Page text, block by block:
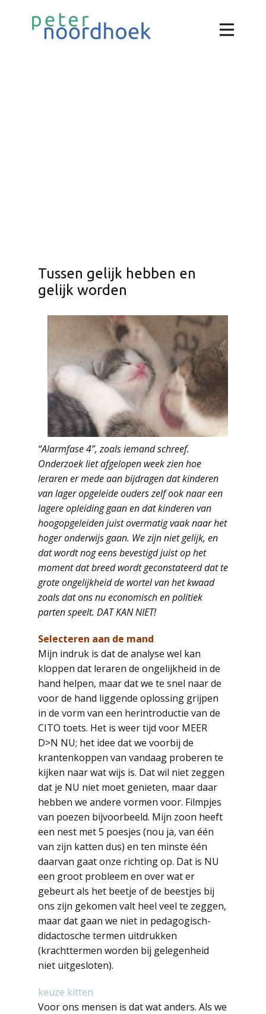
Tussen gelijk hebben en
gelijk worden
“Alarmfase 4”, zoals iemand schreef.
Onderzoek liet afgelopen week zien hoe
leraren er mede aan bijdragen dat kinderen
van lager opgeleide ouders zelf ook naar een
lagere opleiding gaan en dat kinderen van
hoogopgeleiden juist overmatig vaak naar het
hoger onderwijs gaan. We zijn niet gelijk, en
dat wordt nog eens bevestigd juist op het
moment dat breed wordt geconstateerd dat te
grote ongelijkheid de wortel van het kwaad
zoals dat ons nu economisch en politiek
parten speelt. DAT KAN NIET!
Selecteren aan de mand
Mijn indruk is dat de analyse wel kan
kloppen dat leraren de ongelijkheid in de
hand helpen, maar dat we te snel naar de
voor de hand liggende oplossing grijpen
in de vorm van een herintroductie van de
CITO toets. Het is weer tijd voor MEER
D>N NU; het idee dat we voorbij de
krantenkoppen van vandaag proberen te
kijken naar wat wijs is. Dat wil niet zeggen
dat je NU niet moet genieten, maar daar
hebben we andere vormen voor. Filmpjes
van poezen bijvoorbeeld. Mijn zoon heeft
een nest met 5 poesjes (nou ja, van één
van zijn katten dus) en ten minste één
daarvan gaat onze richting op. Dat is NU
een groot probleem en over wat er
gebeurt als het beetje of de beestjes bij
ons zijn gekomen valt heel veel te zeggen,
maar dat gaan we niet in pedagogisch-
didactosche termen uitdrukken
(krachttermen worden bij gelegenheid
niet uitgesloten).
keuze kitten
Voor ons mensen is dat wat anders. Als we